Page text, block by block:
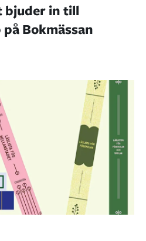
bjuder in till
Bokmässan